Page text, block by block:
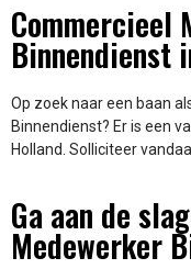
Commercieel
Binnendienst
Op zoek naar een baan
Binnendienst? Er is een
Holland. Solliciteer
Ga aan de
Medewerker